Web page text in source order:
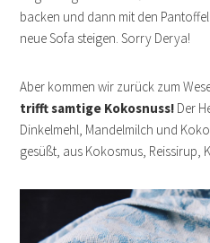
backen und dann mit den
neue Sofa steigen. Sorry Derya!
Aber kommen wir zurück zum
trifft samtige Kokosnuss! Der
Dinkelmehl, Mandelmilch und
gesüßt, aus Kokosmus, Reissirup,